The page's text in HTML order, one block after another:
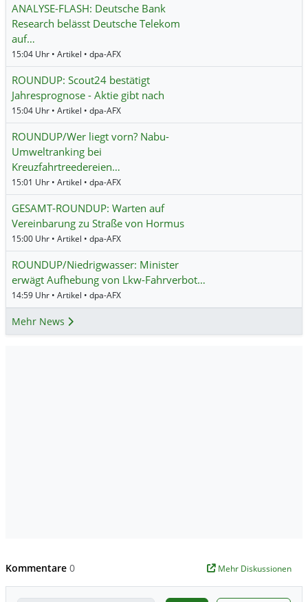
ANALYSE-FLASH: Deutsche Bank
Research belässt Deutsche Telekom
auf…
15:04 Uhr • Artikel • dpa-AFX
ROUNDUP: Scout24 bestätigt
Jahresprognose - Aktie gibt nach
15:04 Uhr • Artikel • dpa-AFX
ROUNDUP/Wer liegt vorn? Nabu-
Umweltranking bei
Kreuzfahrtreedereien…
15:01 Uhr • Artikel • dpa-AFX
GESAMT-ROUNDUP: Warten auf
Vereinbarung zu Straße von Hormus
15:00 Uhr • Artikel • dpa-AFX
ROUNDUP/Niedrigwasser: Minister
erwägt Aufhebung von Lkw-Fahrverbot…
14:59 Uhr • Artikel • dpa-AFX
Mehr News
Kommentare 0 Mehr Diskussionen